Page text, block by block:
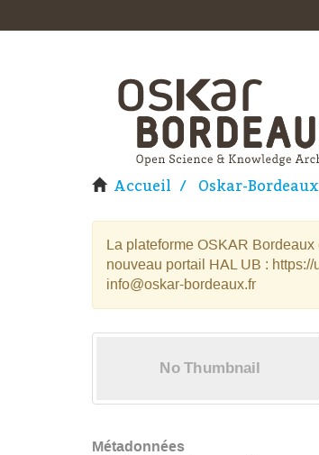
Accueil Oskar-Bordeaux
La plateforme OSKAR
nouveau portail HAL UB :
info@oskar-bordeaux.fr
Métadonnées